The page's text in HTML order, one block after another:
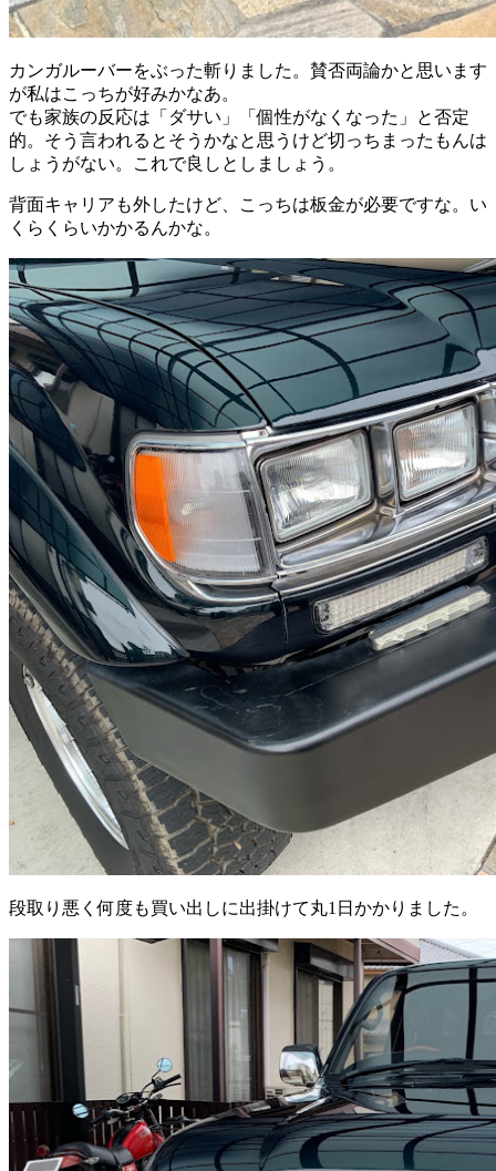
カンガルーバーをぶった斬りました。賛否両論かと思います
が私はこっちが好みかなあ。
でも家族の反応は「ダサい」「個性がなくなった」と否定
的。そう言われるとそうかなと思うけど切っちまったもんは
しょうがない。これで良しとしましょう。
背面キャリアも外したけど、こっちは板金が必要ですな。い
くらくらいかかるんかな。
段取り悪く何度も買い出しに出掛けて丸1日かかりました。